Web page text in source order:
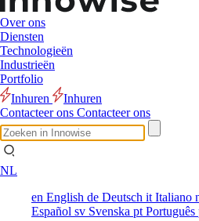
Over ons
Diensten
Technologieën
Industrieën
Portfolio
Inhuren
Inhuren
Contacteer ons Contacteer ons
NL
en English de Deutsch it Italiano
Español sv Svenska pt Português